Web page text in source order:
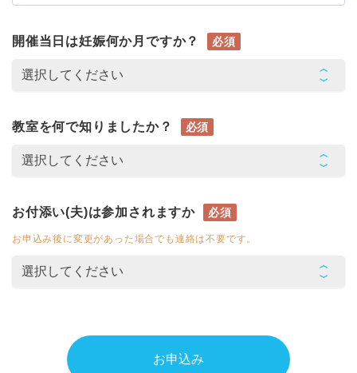
開催当日は妊娠何か月ですか？ 必須
教室を何で知りましたか？ 必須
お付添い(夫)は参加されますか 必須
お申込み後に変更があった場合でも連絡は不要です。
お申込み